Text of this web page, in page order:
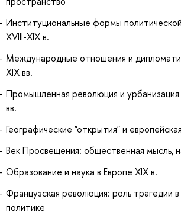
Институциональные формы
XVIII-XIX в.
Международные отношения и
XIX вв.
Промышленная революция и урбанизация
вв.
Географические "открытия" и
Век Просвещения: общественная мысль,
Образование и наука в Европе XIX в.
Французская революция: роль трагедии в
политике